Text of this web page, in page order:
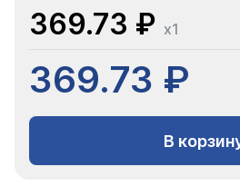
369.73 ₽ x1
369.73 ₽
В